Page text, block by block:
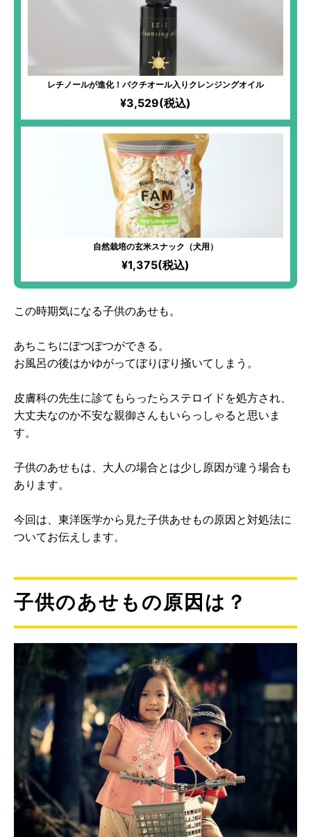
レチノールが進化！バクチオール入りクレンジングオイル
¥3,529(税込)
自然栽培の玄米スナック（犬用）
¥1,375(税込)
この時期気になる子供のあせも。
あちこちにぽつぽつができる。
お風呂の後はかゆがってぼりぼり掻いてしまう。
皮膚科の先生に診てもらったらステロイドを処方され、
大丈夫なのか不安な親御さんもいらっしゃると思いま
す。
子供のあせもは、大人の場合とは少し原因が違う場合も
あります。
今回は、東洋医学から見た子供あせもの原因と対処法に
ついてお伝えします。
子供のあせもの原因は？